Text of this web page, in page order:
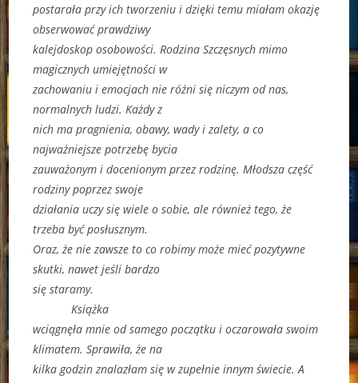
postarała przy ich tworzeniu i dzięki temu miałam okazję
obserwować prawdziwy
kalejdoskop osobowości. Rodzina Szczęsnych mimo
magicznych umiejętności w
zachowaniu i emocjach nie różni się niczym od nas,
normalnych ludzi. Każdy z
nich ma pragnienia, obawy, wady i zalety, a co
najważniejsze potrzebę bycia
zauważonym i docenionym przez rodzinę. Młodsza część
rodziny poprzez swoje
działania uczy się wiele o sobie, ale również tego, że
trzeba być posłusznym.
Oraz, że nie zawsze to co robimy może mieć pozytywne
skutki, nawet jeśli bardzo
się staramy.
Książka
wciągnęła mnie od samego początku i oczarowała swoim
klimatem. Sprawiła, że na
kilka godzin znalazłam się w zupełnie innym świecie. A